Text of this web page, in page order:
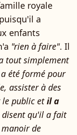
royale
a
enfants
"rien à faire". Il
tout simplement
été formé pour
assister à des
le public etil a
disent qu'il a fait
de